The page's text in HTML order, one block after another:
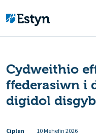
Cydweithio
ffederasiwn i
digidol
Ciplun 10 Mehefin 2026